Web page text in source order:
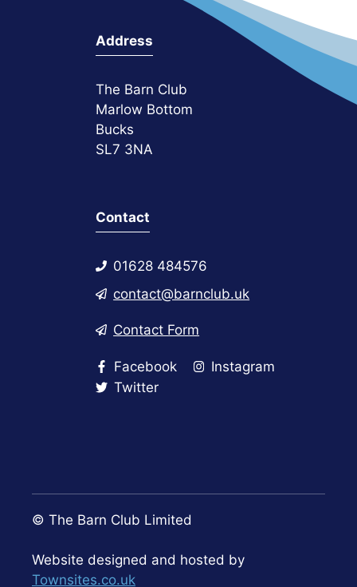
Address
The Barn Club
Marlow Bottom
Bucks
SL7 3NA
Contact
01628 484576
contact@barnclub.uk
Contact Form
Facebook
Instagram
Twitter
© The Barn Club Limited
Website designed and hosted by
Townsites.co.uk